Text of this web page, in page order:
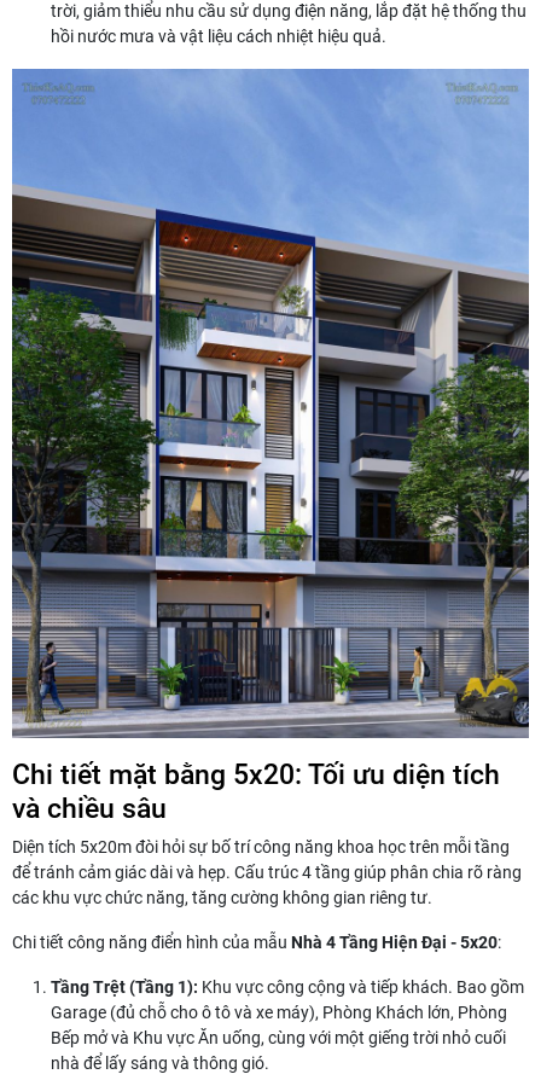
trời, giảm thiểu nhu cầu sử dụng điện năng, lắp đặt hệ thống thu
hồi nước mưa và vật liệu cách nhiệt hiệu quả.
Chi tiết mặt bằng 5x20: Tối ưu diện tích
và chiều sâu
Diện tích 5x20m đòi hỏi sự bố trí công năng khoa học trên mỗi tầng
để tránh cảm giác dài và hẹp. Cấu trúc 4 tầng giúp phân chia rõ ràng
các khu vực chức năng, tăng cường không gian riêng tư.
Chi tiết công năng điển hình của mẫu Nhà 4 Tầng Hiện Đại - 5x20:
Tầng Trệt (Tầng 1): Khu vực công cộng và tiếp khách. Bao gồm
Garage (đủ chỗ cho ô tô và xe máy), Phòng Khách lớn, Phòng
Bếp mở và Khu vực Ăn uống, cùng với một giếng trời nhỏ cuối
nhà để lấy sáng và thông gió.